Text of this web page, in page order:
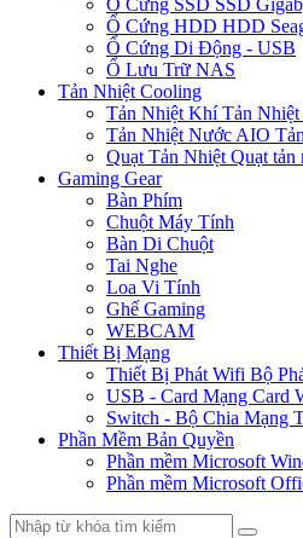
Ổ Cứng SSD SSD
Ổ Cứng HDD HDD
Ổ Cứng Di Động - USB
Ổ Lưu Trữ NAS
Tản Nhiệt Cooling
Tản Nhiệt KhíTản
Tản Nhiệt Nước AIO
Quạt Tản Nhiệt Quạt
Gaming Gear
Bàn Phím
Chuột Máy Tính
Bàn Di Chuột
Tai Nghe
Loa Vi Tính
Ghế Gaming
WEBCAM
Thiết Bị Mạng
Thiết Bị Phát Wifi Bộ
USB - Card Mạng Card
Switch - Bộ Chia Mạng
Phần Mềm Bản Quyền
Phần mềm Microsoft
Phần mềm Microsoft